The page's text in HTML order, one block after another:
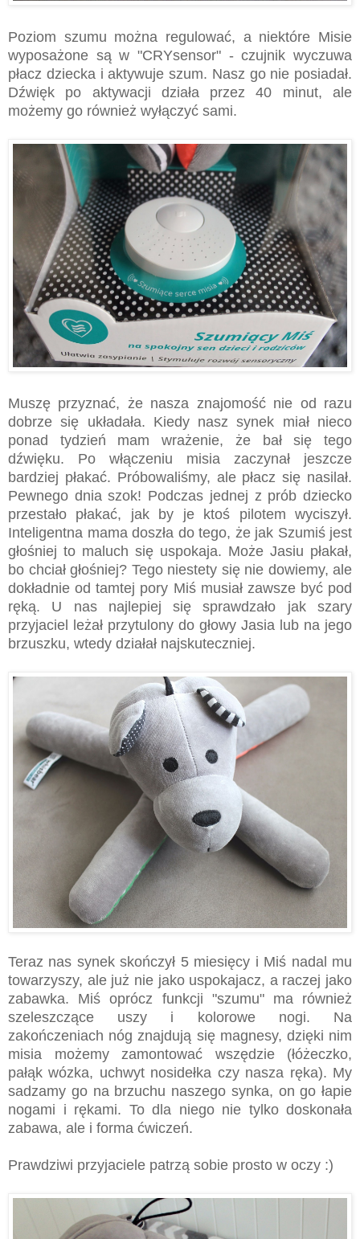
Poziom szumu można regulować, a niektóre Misie
wyposażone są w "CRYsensor" - czujnik wyczuwa
płacz dziecka i aktywuje szum. Nasz go nie posiadał.
Dźwięk po aktywacji działa przez 40 minut, ale
możemy go również wyłączyć sami.
Muszę przyznać, że nasza znajomość nie od razu
dobrze się układała. Kiedy nasz synek miał nieco
ponad tydzień mam wrażenie, że bał się tego
dźwięku. Po włączeniu misia zaczynał jeszcze
bardziej płakać. Próbowaliśmy, ale płacz się nasilał.
Pewnego dnia szok! Podczas jednej z prób dziecko
przestało płakać, jak by je ktoś pilotem wyciszył.
Inteligentna mama doszła do tego, że jak Szumiś jest
głośniej to maluch się uspokaja. Może Jasiu płakał,
bo chciał głośniej? Tego niestety się nie dowiemy, ale
dokładnie od tamtej pory Miś musiał zawsze być pod
ręką. U nas najlepiej się sprawdzało jak szary
przyjaciel leżał przytulony do głowy Jasia lub na jego
brzuszku, wtedy działał najskuteczniej.
Teraz nas synek skończył 5 miesięcy i Miś nadal mu
towarzyszy, ale już nie jako uspokajacz, a raczej jako
zabawka. Miś oprócz funkcji "szumu" ma również
szeleszczące uszy i kolorowe nogi. Na
zakończeniach nóg znajdują się magnesy, dzięki nim
misia możemy zamontować wszędzie (łóżeczko,
pałąk wózka, uchwyt nosidełka czy nasza ręka). My
sadzamy go na brzuchu naszego synka, on go łapie
nogami i rękami. To dla niego nie tylko doskonała
zabawa, ale i forma ćwiczeń.
Prawdziwi przyjaciele patrzą sobie prosto w oczy :)